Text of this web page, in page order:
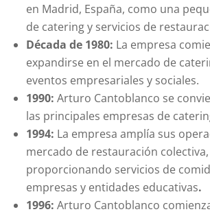
en Madrid, España, como una
de catering y servicios de
Década de 1980: La empresa
expandirse en el mercado de
eventos empresariales y sociales.
1990:Arturo Cantoblanco se
las principales empresas de
1994: La empresa amplía sus
mercado de restauración colectiva,
proporcionando servicios de
empresas y entidades educativas.
1996:Arturo Cantoblanco